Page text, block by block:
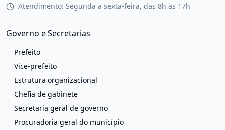
Atendimento: Segunda a sexta-feira, das 8h às 17h
Governo e Secretarias
Prefeito
Vice-prefeito
Estrutura organizacional
Chefia de gabinete
Secretaria geral de governo
Procuradoria geral do município